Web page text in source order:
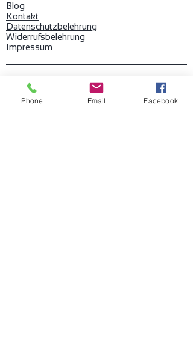
Blog
Kontakt
Datenschutzbelehrung
Widerrufsbelehrung
Impressum
Instagram
Phone Email Facebook